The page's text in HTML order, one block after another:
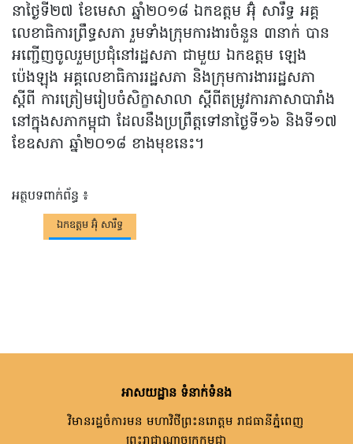
នាថ្ងៃទី២៧ ខែមេសា ឆ្នាំ២០១៨ ឯកឧត្តម អ៊ុំ សារឹទ្ធ អគ្គ
លេខាធិការព្រឹទ្ធសភា រួមទាំងក្រុមការងារចំនួន ៣នាក់ បាន
អញ្ជើញចូលរួមប្រជុំនៅរដ្ឋសភា ជាមួយ ឯកឧត្តម ឡេង
ប៉េងឡុង អគ្គលេខាធិការរដ្ឋសភា និងក្រុមការងាររដ្ឋសភា
ស្តីពី ការត្រៀមរៀបចំសិក្ខាសាលា ស្តីពីតម្រូវការភាសាបារាំង
នៅក្នុងសភាកម្ពុជា ដែលនឹងប្រព្រឹត្តទៅនាថ្ងៃទី១៦ និងទី១៧
ខែឧសភា ឆ្នាំ២០១៨ ខាងមុខនេះ។
អត្ថបទពាក់ព័ន្ធ ៖
ឯកឧត្តម អ៊ុំ សារឹទ្ធ
អាសយដ្ឋាន ទំនាក់ទំនង
វិមានរដ្ឋចំការមន មហាវិថីព្រះនរោត្តម រាជធានីភ្នំពេញ